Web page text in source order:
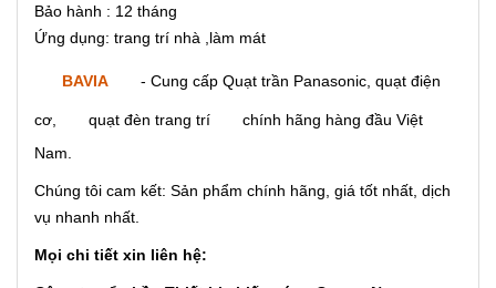
Bảo hành : 12 tháng
Ứng dụng: trang trí nhà ,làm mát
BAVIA - Cung cấp Quạt trần Panasonic, quạt điện
cơ, quạt đèn trang trí
chính hãng hàng đầu Việt
Nam.
Chúng tôi cam kết: Sản phẩm chính hãng, giá tốt nhất, dịch
vụ nhanh nhất.
Mọi chi tiết xin liên hệ: